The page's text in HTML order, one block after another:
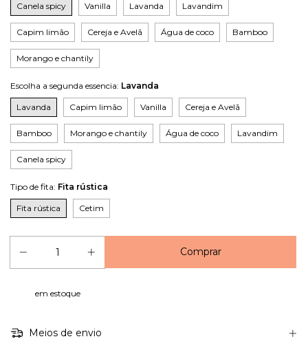
Canela spicy Vanilla Lavanda Lavandim
Capim limão Cereja e Avelã Água de coco Bamboo
Morango e chantily
Escolha a segunda essencia: Lavanda
Lavanda Capim limão Vanilla Cereja e Avelã
Bamboo Morango e chantily Água de coco Lavandim
Canela spicy
Tipo de fita: Fita rústica
Fita rústica Cetim
em estoque
Meios de envio